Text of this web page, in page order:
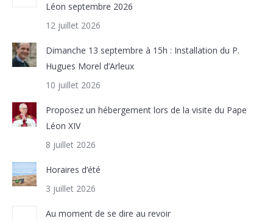
Léon septembre 2026
12 juillet 2026
Dimanche 13 septembre à 15h : Installation du P.
Hugues Morel d’Arleux
10 juillet 2026
Proposez un hébergement lors de la visite du Pape
Léon XIV
8 juillet 2026
Horaires d’été
3 juillet 2026
Au moment de se dire au revoir